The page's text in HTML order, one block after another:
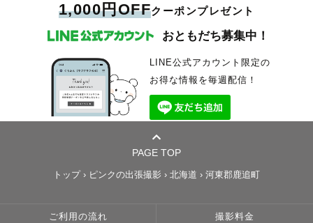
1,000円OFFクーポンプレゼント
おともだち募集中！
LINE公式アカウント限定の
お得な情報を毎週配信！
PAGE TOP
トップ › ピンクの出張撮影 › 北海道 › 河東郡鹿追町
ご利用の流れ 撮影料金